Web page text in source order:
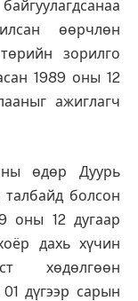
өөрчлөн
зорилго
1989 оны 12
ажиглагч
өдөр Дуурь
болсон
оны 12 дугаар
дахь хүчин
хөдөлгөөн
дүгээр сарын